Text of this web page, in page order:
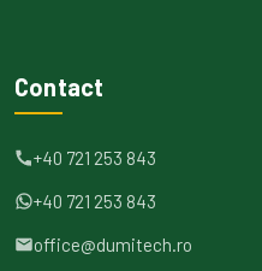
Contact
+40 721 253 843
+40 721 253 843
office@dumitech.ro